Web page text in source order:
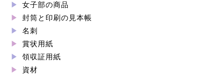
女子部の商品
封筒と印刷の見本帳
名刺
賞状用紙
領収証用紙
資材